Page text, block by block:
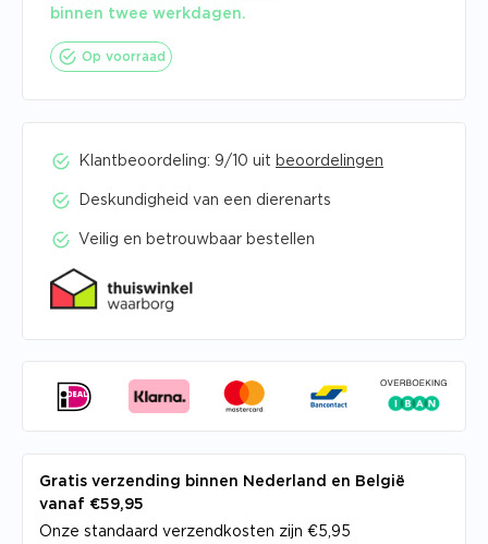
binnen twee werkdagen.
Op voorraad
Klantbeoordeling: 9/10 uit beoordelingen
Deskundigheid van een dierenarts
Veilig en betrouwbaar bestellen
Gratis verzending binnen Nederland en België
vanaf €59,95
Onze standaard verzendkosten zijn €5,95